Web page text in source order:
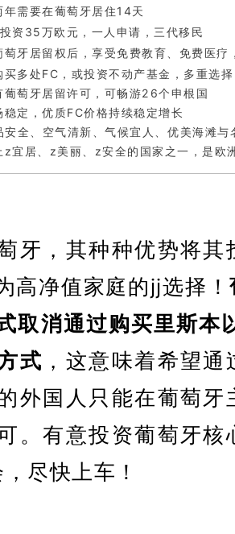
年需要在葡萄牙居住14天
资35万欧元，一人申请，三代移民
萄牙居留权后，享受免费教育、免费医疗
买多处FC，或投资不动产基金，多重选
葡萄牙居留许可，可畅游26个申根国
稳定，优质FC价格持续稳定增长
安全、空气清新、气候宜人、优美海滩
z宜居、z美丽、z安全的国家之一，是欧
牙，其种种优势将
高净值家庭的jj选择！
取消通过购买里斯本
式 ，这意味着希望
外国人只能在葡萄
。有意投资葡萄牙
尽快上车！